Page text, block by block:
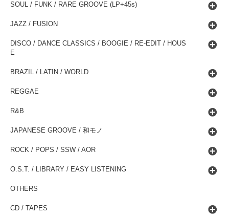
SOUL / FUNK / RARE GROOVE (LP+45s)
JAZZ / FUSION
DISCO / DANCE CLASSICS / BOOGIE / RE-EDIT / HOUS
E
BRAZIL / LATIN / WORLD
REGGAE
R&B
JAPANESE GROOVE / 和モノ
ROCK / POPS / SSW / AOR
O.S.T. / LIBRARY / EASY LISTENING
OTHERS
CD / TAPES